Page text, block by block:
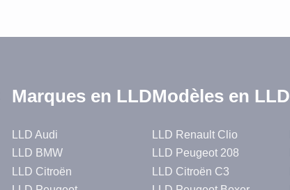
Marques en LLD
LLD Audi
LLD BMW
LLD Citroën
Modèles en LLD
LLD Renault Clio
LLD Peugeot 208
LLD Citroën C3